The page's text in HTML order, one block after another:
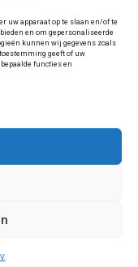
uw apparaat op te slaan en/of te
en om gepersonaliseerde
kunnen wij gegevens zoals
geeft of uw
functies en